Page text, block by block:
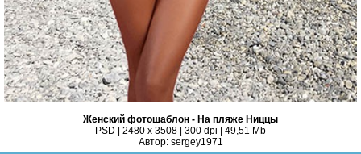
Женский фотошаблон - На пляже Ниццы
PSD | 2480 x 3508 | 300 dpi | 49,51 Mb
Автор: sergey1971